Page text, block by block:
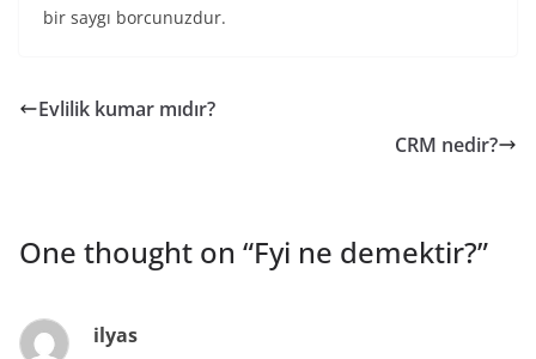
bir saygı borcunuzdur.
Evlilik kumar mıdır?
CRM nedir?
One thought on “Fyi ne demektir?”
ilyas